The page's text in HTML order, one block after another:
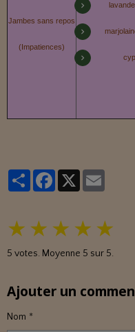
Jambes sans repos
(Impatiences)
PartagerFacebook
★ ★ ★ ★ ★
5 votes. Moyenne 5 sur 5.
Ajouter un
Nom